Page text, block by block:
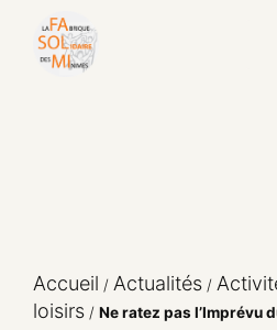
Accueil / Actualités /
loisirs / Ne ratez pas l’Imprévu